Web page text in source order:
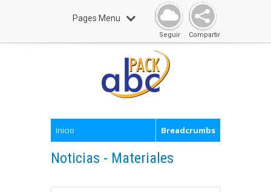
Pages Menu
Compartir
Seguir
Inicio Breadcrumbs
Noticias - Materiales